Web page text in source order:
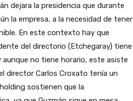
dejara la presidencia que durante
la empresa, a la necesidad de tener
En este contexto hay que
del directorio (Etchegaray) tiene
no tiene horario, este asiste
director Carlos Croxato tenía un
sostienen que la